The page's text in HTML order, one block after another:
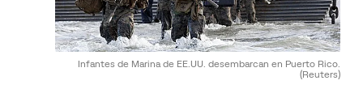
Infantes de Marina de EE.UU. desembarcan en Puerto Rico.
(Reuters)